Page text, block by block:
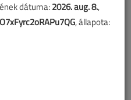
kap a cikkhez, ami a
követően azonnal
el.
regisztráljon!
dátuma:2026. aug. 8.,
, állapota: